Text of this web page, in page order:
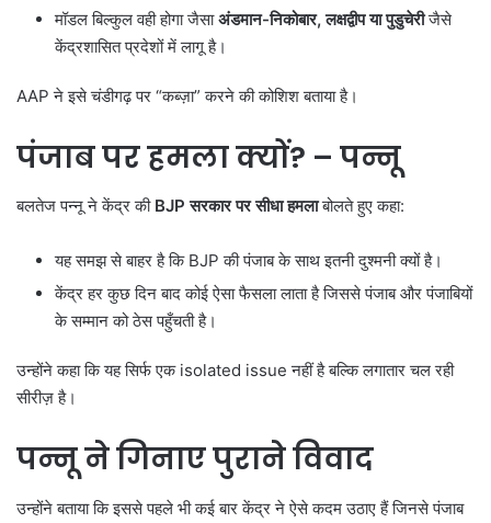
मॉडल बिल्कुल वही होगा जैसाअंडमान-निकोबार,लक्षद्वीप या पुडुचेरीजैसे
केंद्रशासित प्रदेशों में लागू है।
AAP ने इसे चंडीगढ़ पर “कब्ज़ा” करने की कोशिश बताया है।
पंजाब पर हमला क्यों? – पन्नू
बलतेज पन्नू ने केंद्र की BJPसरकार पर सीधा हमलाबोलते हुए कहा:
यह समझ से बाहर है कि BJP की पंजाब के साथ इतनी दुश्मनी क्यों है।
केंद्र हर कुछ दिन बाद कोई ऐसा फैसला लाता है जिससे पंजाब और पंजाबियों
के सम्मान को ठेस पहुँचती है।
उन्होंने कहा कि यह सिर्फ एक isolated issue नहीं है बल्कि लगातार चल रही
सीरीज़ है।
पन्नू ने गिनाए पुराने विवाद
उन्होंने बताया कि इससे पहले भी कई बार केंद्र ने ऐसे कदम उठाए हैं जिनसे पंजाब